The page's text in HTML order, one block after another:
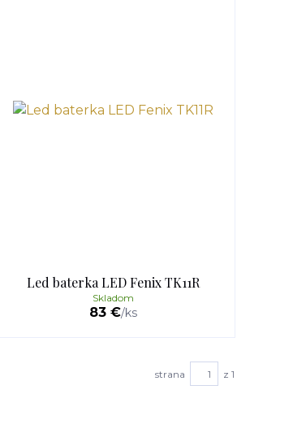
Led baterka LED Fenix TK11R
83 €/ks
Skladom
strana z 1